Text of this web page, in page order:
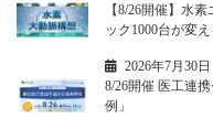
【8/26開催】水
ック1000台が変
2026年7月30日
8/26開催 医工連
例」